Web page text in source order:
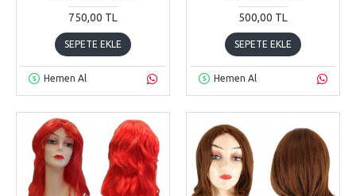
750,00 TL
SEPETE EKLE
Hemen Al
500,00 TL
SEPETE EKLE
Hemen Al